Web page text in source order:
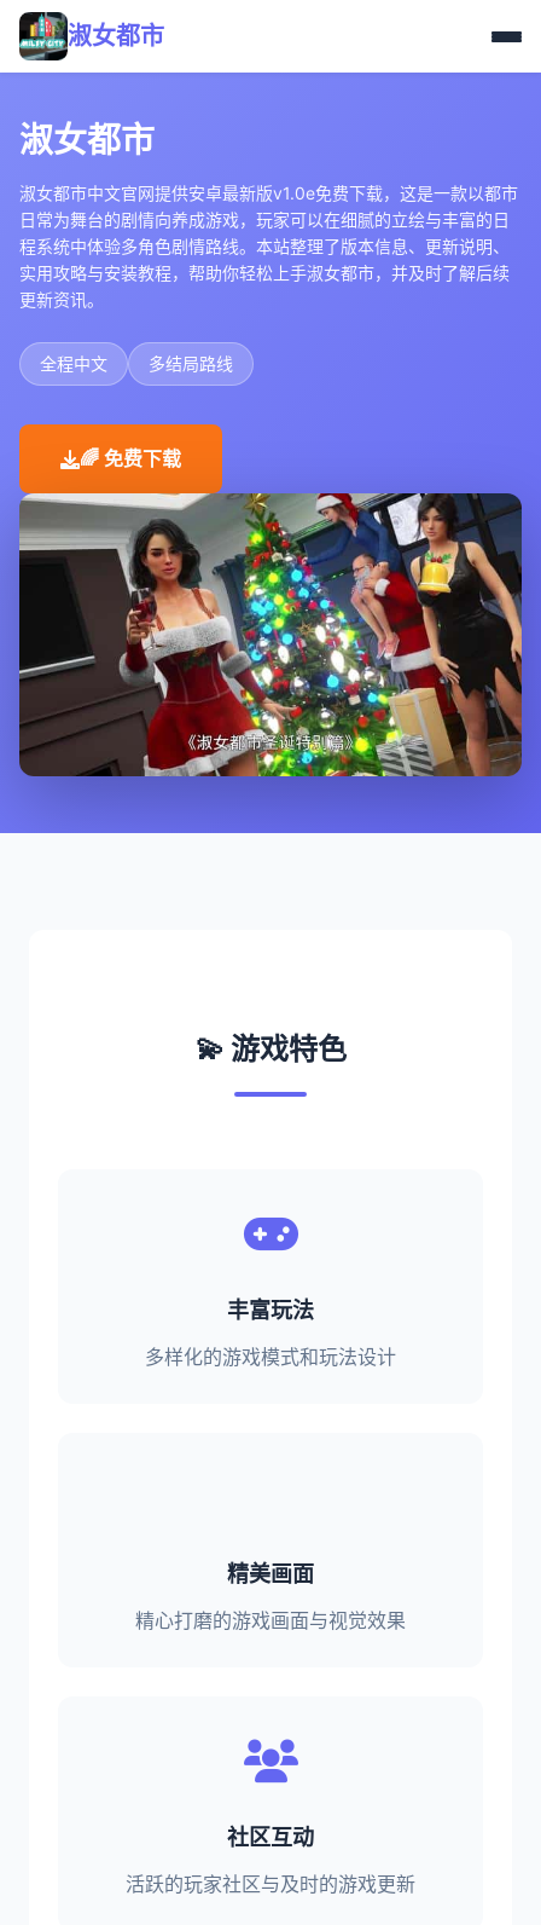
淑女都市
淑女都市
淑女都市中文官网提供安卓最新版v1.0e免费下载，这是一款以都市
日常为舞台的剧情向养成游戏，玩家可以在细腻的立绘与丰富的日
程系统中体验多角色剧情路线。本站整理了版本信息、更新说明、
实用攻略与安装教程，帮助你轻松上手淑女都市，并及时了解后续
更新资讯。
全程中文 多结局路线
🌈 免费下载
💫 游戏特色
丰富玩法
多样化的游戏模式和玩法设计
精美画面
精心打磨的游戏画面与视觉效果
社区互动
活跃的玩家社区与及时的游戏更新